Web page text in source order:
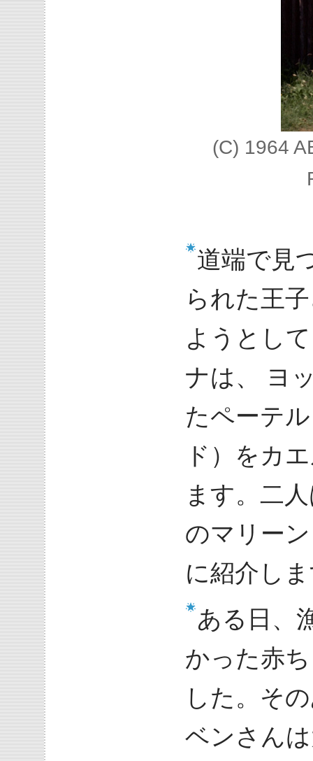
(C) 1964
道端で見
られた王
ようとし
ナは、 ヨ
たペーテ
ド）をカ
ます。二
のマリー
に紹介し
ある日、
かった赤
した。そ
ベンさん